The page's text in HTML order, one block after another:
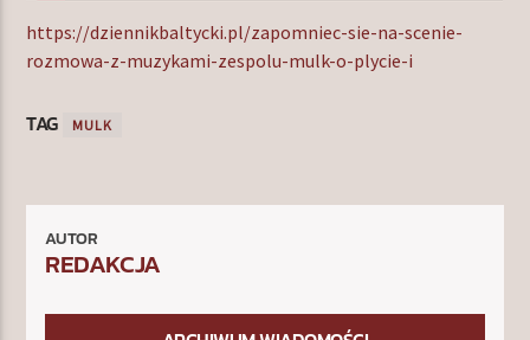
https://dziennikbaltycki.pl/zapomniec-sie-na-scenie-
rozmowa-z-muzykami-zespolu-mulk-o-plycie-i
TAG MULK
AUTOR
REDAKCJA